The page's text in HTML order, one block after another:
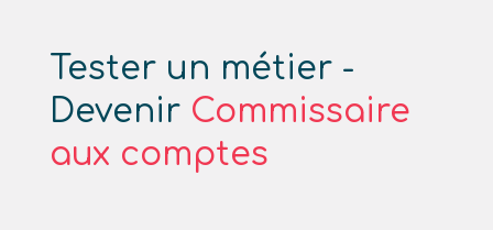
Tester un métier -
Devenir Commissaire
aux comptes